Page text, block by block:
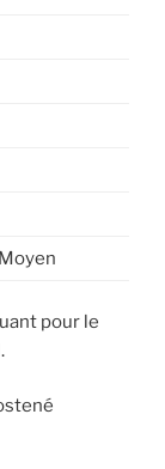
pour le